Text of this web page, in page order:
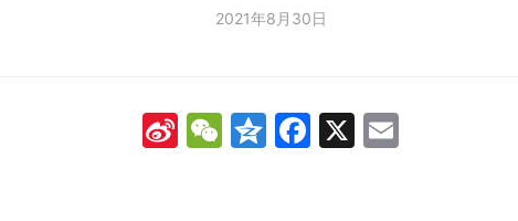
2021年8月30日
SinaWeChat
Qzone
Facebook
X